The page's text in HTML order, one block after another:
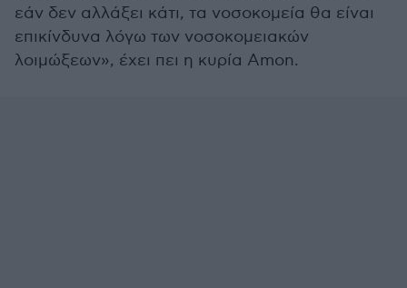
εάν δεν αλλάξει κάτι, τα νοσοκομεία θα είναι
επικίνδυνα λόγω των νοσοκομειακών
λοιμώξεων», έχει πει η κυρία Amon.